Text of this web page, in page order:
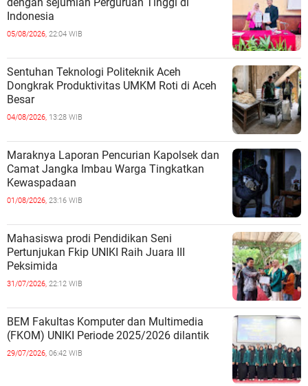
Indonesia
05/08/2026, 22:04 WIB
Sentuhan Teknologi Politeknik Aceh
Dongkrak Produktivitas UMKM Roti di Aceh
Besar
04/08/2026, 13:28 WIB
Maraknya Laporan Pencurian Kapolsek dan
Camat Jangka Imbau Warga Tingkatkan
Kewaspadaan
01/08/2026, 23:16 WIB
Mahasiswa prodi Pendidikan Seni
Pertunjukan Fkip UNIKI Raih Juara III
Peksimida
31/07/2026, 22:12 WIB
BEM Fakultas Komputer dan Multimedia
(FKOM) UNIKI Periode 2025/2026 dilantik
29/07/2026, 06:42 WIB